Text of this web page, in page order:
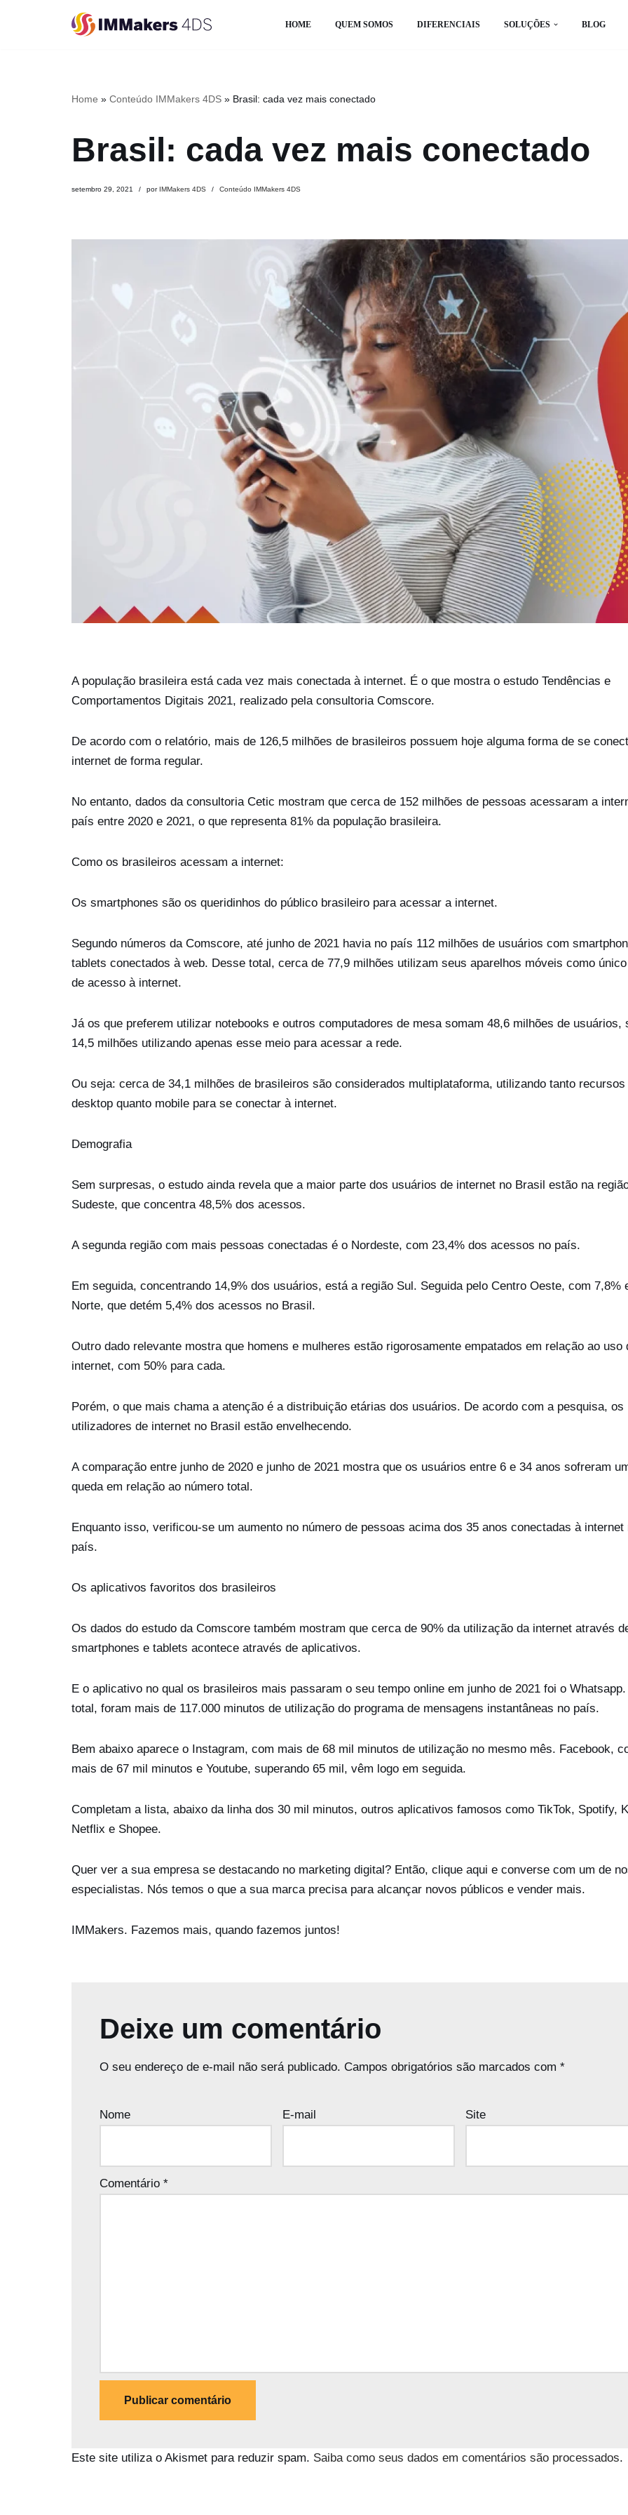
HOME QUEM SOMOS DIFERENCIAIS SOLUÇÕES BLOG
Home » Conteúdo IMMakers 4DS » Brasil: cada vez mais conectado
Brasil: cada vez mais conectado
setembro 29, 2021 por IMMakers 4DS Conteúdo IMMakers 4DS
A população brasileira está cada vez mais conectada à internet. É o que mostra o estudo Tendências e
Comportamentos Digitais 2021, realizado pela consultoria Comscore.
De acordo com o relatório, mais de 126,5 milhões de brasileiros possuem hoje alguma forma de se
internet de forma regular.
No entanto, dados da consultoria Cetic mostram que cerca de 152 milhões de pessoas acessaram a
país entre 2020 e 2021, o que representa 81% da população brasileira.
Como os brasileiros acessam a internet:
Os smartphones são os queridinhos do público brasileiro para acessar a internet.
Segundo números da Comscore, até junho de 2021 havia no país 112 milhões de usuários com
tablets conectados à web. Desse total, cerca de 77,9 milhões utilizam seus aparelhos móveis como
de acesso à internet.
Já os que preferem utilizar notebooks e outros computadores de mesa somam 48,6 milhões de usuários,
14,5 milhões utilizando apenas esse meio para acessar a rede.
Ou seja: cerca de 34,1 milhões de brasileiros são considerados multiplataforma, utilizando tanto recursos
desktop quanto mobile para se conectar à internet.
Demografia
Sem surpresas, o estudo ainda revela que a maior parte dos usuários de internet no Brasil estão na
Sudeste, que concentra 48,5% dos acessos.
A segunda região com mais pessoas conectadas é o Nordeste, com 23,4% dos acessos no país.
Em seguida, concentrando 14,9% dos usuários, está a região Sul. Seguida pelo Centro Oeste, com 7,8%
Norte, que detém 5,4% dos acessos no Brasil.
Outro dado relevante mostra que homens e mulheres estão rigorosamente empatados em relação ao uso
internet, com 50% para cada.
Porém, o que mais chama a atenção é a distribuição etárias dos usuários. De acordo com a pesquisa, os
utilizadores de internet no Brasil estão envelhecendo.
A comparação entre junho de 2020 e junho de 2021 mostra que os usuários entre 6 e 34 anos sofreram
queda em relação ao número total.
Enquanto isso, verificou-se um aumento no número de pessoas acima dos 35 anos conectadas à internet
país.
Os aplicativos favoritos dos brasileiros
Os dados do estudo da Comscore também mostram que cerca de 90% da utilização da internet através
smartphones e tablets acontece através de aplicativos.
E o aplicativo no qual os brasileiros mais passaram o seu tempo online em junho de 2021 foi o
total, foram mais de 117.000 minutos de utilização do programa de mensagens instantâneas no país.
Bem abaixo aparece o Instagram, com mais de 68 mil minutos de utilização no mesmo mês. Facebook,
mais de 67 mil minutos e Youtube, superando 65 mil, vêm logo em seguida.
Completam a lista, abaixo da linha dos 30 mil minutos, outros aplicativos famosos como TikTok, Spotify,
Netflix e Shopee.
Quer ver a sua empresa se destacando no marketing digital? Então, clique aqui e converse com um de
especialistas. Nós temos o que a sua marca precisa para alcançar novos públicos e vender mais.
IMMakers. Fazemos mais, quando fazemos juntos!
Deixe um comentário
O seu endereço de e-mail não será publicado. Campos obrigatórios são marcados com *
Nome E-mail Site
Comentário *
Este site utiliza o Akismet para reduzir spam. Saiba como seus dados em comentários são processados.